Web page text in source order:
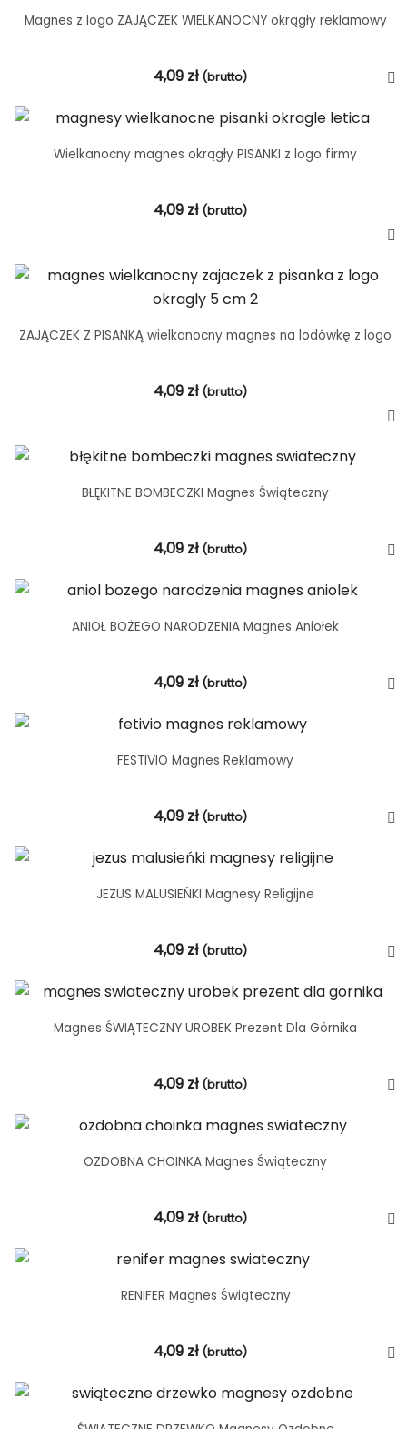
Magnes z logo ZAJĄCZEK WIELKANOCNY okrągły reklamowy
4,09 zł (brutto)
Wielkanocny magnes okrągły PISANKI z logo firmy
4,09 zł (brutto)
ZAJĄCZEK Z PISANKĄ wielkanocny magnes na lodówkę z logo
4,09 zł (brutto)
BŁĘKITNE BOMBECZKI Magnes Świąteczny
4,09 zł (brutto)
ANIOŁ BOŻEGO NARODZENIA Magnes Aniołek
4,09 zł (brutto)
FESTIVIO Magnes Reklamowy
4,09 zł (brutto)
JEZUS MALUSIEŃKI Magnesy Religijne
4,09 zł (brutto)
Magnes ŚWIĄTECZNY UROBEK Prezent Dla Górnika
4,09 zł (brutto)
OZDOBNA CHOINKA Magnes Świąteczny
4,09 zł (brutto)
RENIFER Magnes Świąteczny
4,09 zł (brutto)